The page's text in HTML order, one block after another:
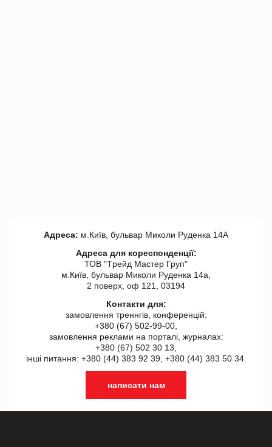
Адреса: м.Київ, бульвар Миколи Руденка 14А
Адреса для кореспонденції:
ТОВ "Tрейд Мастер Груп"
м.Київ, бульвар Миколи Руденка 14а,
2 поверх, оф 121, 03194
Контакти для:
замовлення треннгів, конференцій:
+380 (67) 502-99-00,
замовлення реклами на порталі, журналах:
+380 (67) 502 30 13,
інші питання: +380 (44) 383 92 39, +380 (44) 383 50 34.
написати нам